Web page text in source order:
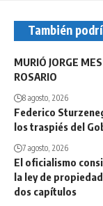
También
MURIÓ JORGE
ROSARIO
8 agosto, 2026
Federico
los traspiés del
7 agosto, 2026
El oficialismo
la ley de
dos capítulos